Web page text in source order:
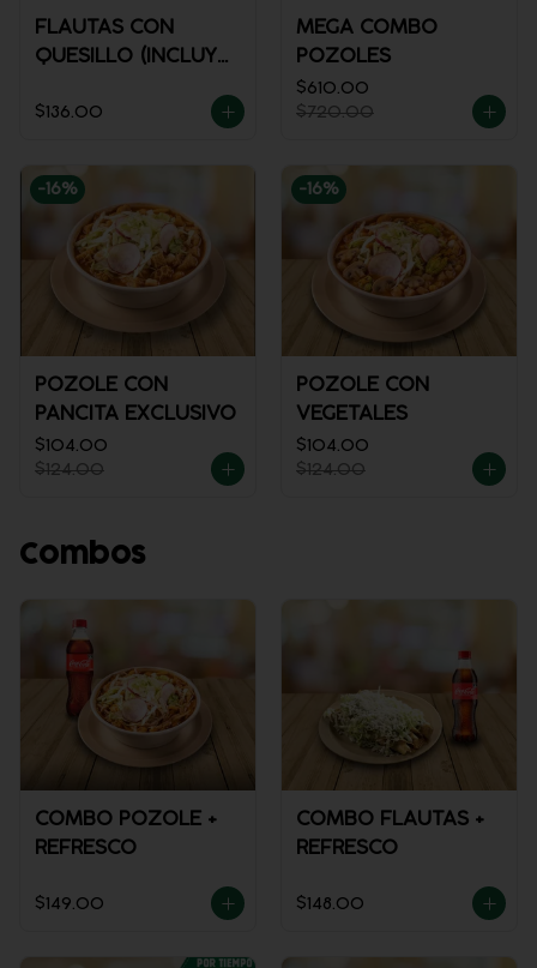
FLAUTAS CON
QUESILLO (INCLUYE
SALSA)
$136.00
MEGA COMBO
POZOLES
$610.00
$720.00
-16%
POZOLE CON
PANCITA EXCLUSIVO
$104.00
$124.00
-16%
POZOLE CON
VEGETALES
$104.00
$124.00
Combos
COMBO POZOLE +
REFRESCO
$149.00
COMBO FLAUTAS +
REFRESCO
$148.00